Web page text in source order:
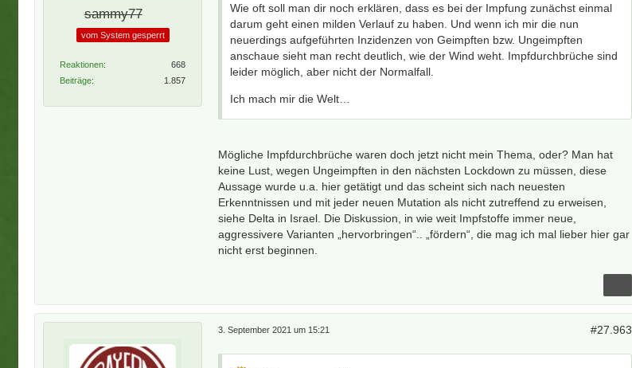
sammy77
vom System gesperrt
Reaktionen
668
Beiträge
1.857
Wie oft soll man dir noch erklären, dass es bei der Impfung zunächst einmal
darum geht einen milden Verlauf zu haben. Und wenn ich mir die nun
neuerdings aufgeführten Inzidenzen von Geimpften bzw. Ungeimpften
anschaue sieht man recht deutlich, wie der Wind weht. Impfdurchbrüche sind
leider möglich, aber nicht der Normalfall.
Ich mach mir die Welt…
Mögliche Impfdurchbrüche waren doch jetzt nicht mein Thema, oder? Man hat
keine Lust, wegen Ungeimpften in den nächsten Lockdown zu müssen, diese
Aussage wurde u.a. hier getätigt und das scheint sich nach neuesten
Erkenntnissen und mit jeder neuen Mutation als nicht zutreffend zu erweisen,
siehe Delta in Israel. Die Diskussion, in wie weit Impfstoffe immer neue,
aggressivere Varianten „hervorbringen“.. „fördern“, die mag ich mal lieber hier gar
nicht erst beginnen.
3. September 2021 um 15:21 #27.963